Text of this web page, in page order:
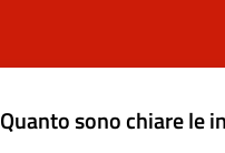
Quanto sono chiare le